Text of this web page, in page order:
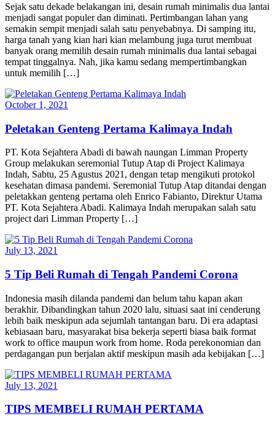
Sejak satu dekade belakangan ini, desain rumah minimalis dua lantai
menjadi sangat populer dan diminati. Pertimbangan lahan yang
semakin sempit menjadi salah satu penyebabnya. Di samping itu,
harga tanah yang kian hari kian melambung juga turut membuat
banyak orang memilih desain rumah minimalis dua lantai sebagai
tempat tinggalnya. Nah, jika kamu sedang mempertimbangkan
untuk memilih […]
October 1, 2021
Peletakan Genteng Pertama Kalimaya Indah
PT. Kota Sejahtera Abadi di bawah naungan Limman Property
Group melakukan seremonial Tutup Atap di Project Kalimaya
Indah, Sabtu, 25 Agustus 2021, dengan tetap mengikuti protokol
kesehatan dimasa pandemi. Seremonial Tutup Atap ditandai dengan
peletakkan genteng pertama oleh Enrico Fabianto, Direktur Utama
PT. Kota Sejahtera Abadi. Kalimaya Indah merupakan salah satu
project dari Limman Property […]
July 13, 2021
5 Tip Beli Rumah di Tengah Pandemi Corona
Indonesia masih dilanda pandemi dan belum tahu kapan akan
berakhir. Dibandingkan tahun 2020 lalu, situasi saat ini cenderung
lebih baik meskipun ada sejumlah tantangan baru. Di era adaptasi
kebiasaan baru, masyarakat bisa bekerja seperti biasa baik format
work to office maupun work from home. Roda perekonomian dan
perdagangan pun berjalan aktif meskipun masih ada kebijakan […]
July 13, 2021
TIPS MEMBELI RUMAH PERTAMA